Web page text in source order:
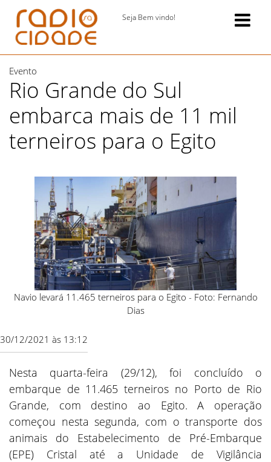
Seja Bem vindo!
Evento
Rio Grande do Sul
embarca mais de 11 mil
terneiros para o Egito
Navio levará 11.465 terneiros para o Egito - Foto: Fernando
Dias
30/12/2021 às 13:12
Nesta quarta-feira (29/12), foi concluído o
embarque de 11.465 terneiros no Porto de Rio
Grande, com destino ao Egito. A operação
começou nesta segunda, com o transporte dos
animais do Estabelecimento de Pré-Embarque
(EPE) Cristal até a Unidade de Vigilância